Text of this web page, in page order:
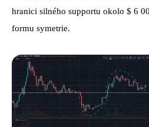
hranici silného supportu okolo $ 6
formu symetrie.